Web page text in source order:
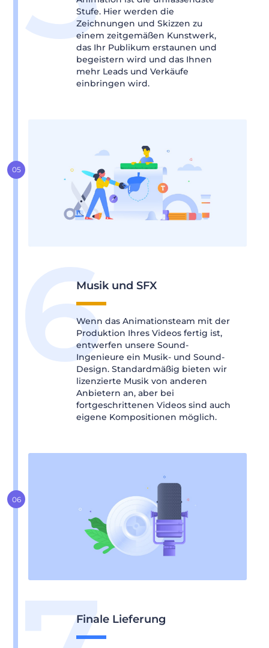
Stufe. Hier werden die
Zeichnungen und Skizzen zu
einem zeitgemäßen Kunstwerk,
das Ihr Publikum erstaunen und
begeistern wird und das Ihnen
mehr Leads und Verkäufe
einbringen wird.
Musik und SFX
Wenn das Animationsteam mit der
Produktion Ihres Videos fertig ist,
entwerfen unsere Sound-
Ingenieure ein Musik- und Sound-
Design. Standardmäßig bieten wir
lizenzierte Musik von anderen
Anbietern an, aber bei
fortgeschrittenen Videos sind auch
eigene Kompositionen möglich.
Finale Lieferung